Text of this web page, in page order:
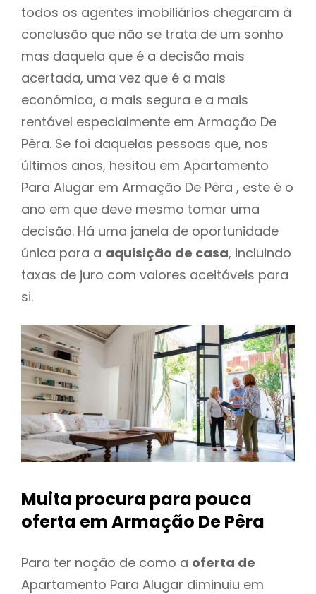
todos os agentes imobiliários chegaram à
conclusão que não se trata de um sonho
mas daquela que é a decisão mais
acertada, uma vez que é a mais
económica, a mais segura e a mais
rentável especialmente em Armação De
Pêra. Se foi daquelas pessoas que, nos
últimos anos, hesitou em Apartamento
Para Alugar em Armação De Pêra , este é o
ano em que deve mesmo tomar uma
decisão. Há uma janela de oportunidade
única para a aquisição de casa, incluindo
taxas de juro com valores aceitáveis para
si.
Muita procura para pouca
oferta em Armação De Pêra
Para ter noção de como a oferta de
Apartamento Para Alugar diminuiu em